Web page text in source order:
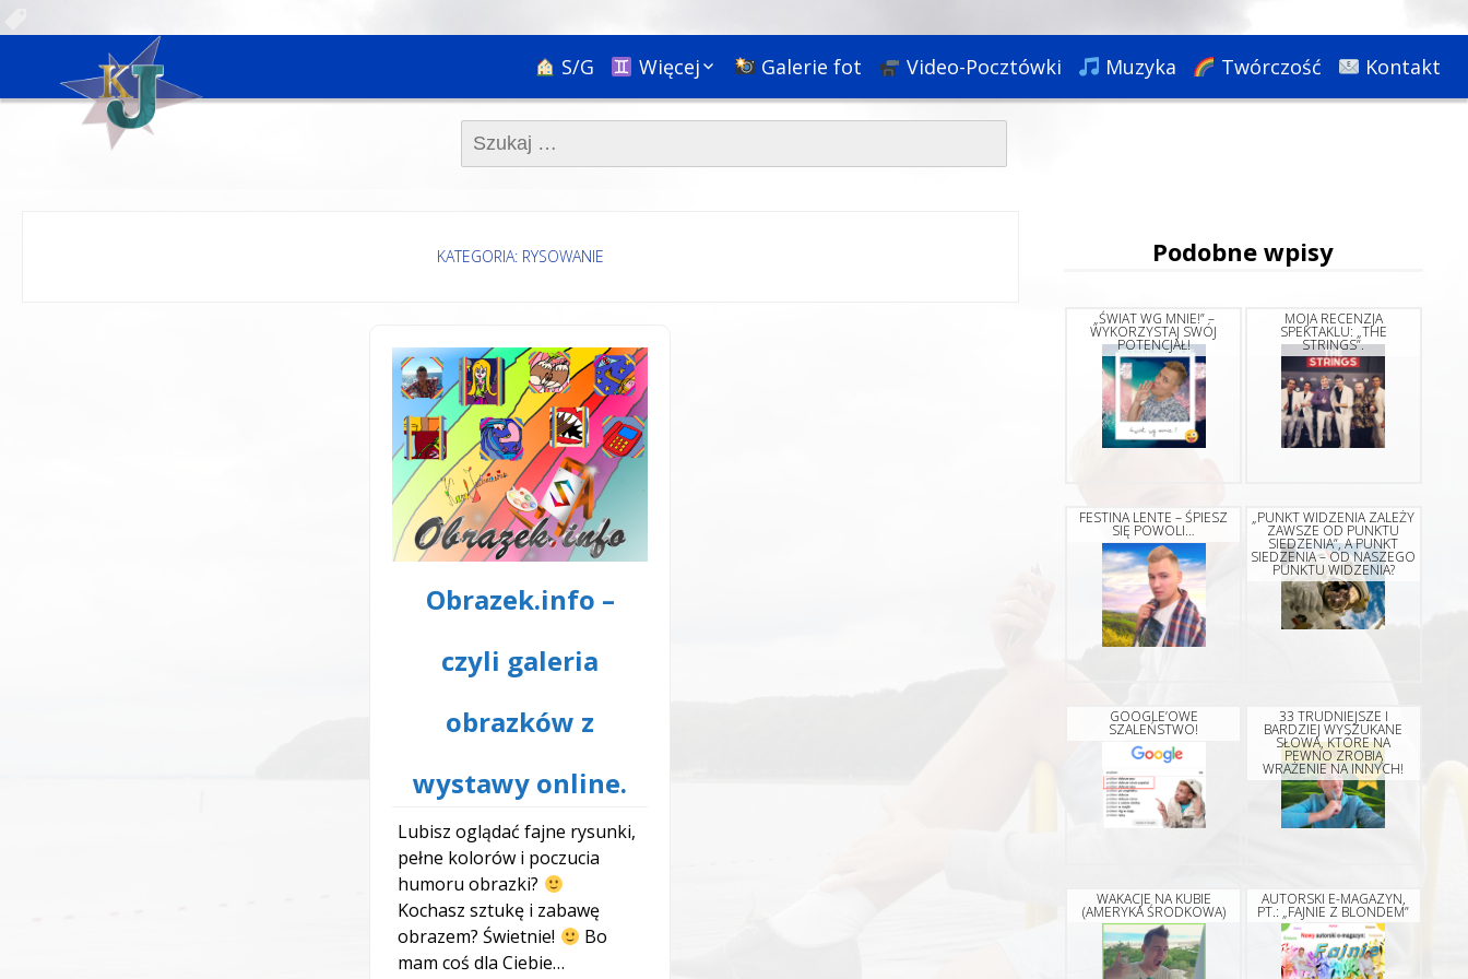
S/G
Więcej
Ciekawostki
Podróże
Galerie fot Video-Pocztówki Muzyka Twórczość Kontakt
Szukaj:
KATEGORIA: RYSOWANIE
Obrazek.info –
czyli galeria
obrazków z
wystawy online.
Lubisz oglądać fajne rysunki,
pełne kolorów i poczucia
humoru obrazki?
Kochasz sztukę i zabawę
obrazem? Świetnie!
Bo
mam coś dla Ciebie…
Podobne wpisy
„ŚWIAT WG MNIE!” –
WYKORZYSTAJ SWÓJ
POTENCJAŁ!
MOJA RECENZJA
SPEKTAKLU: „THE
STRINGS”.
FESTINA LENTE – ŚPIESZ
SIĘ POWOLI…
„PUNKT WIDZENIA ZALEŻY
ZAWSZE OD PUNKTU
SIEDZENIA”, A PUNKT
SIEDZENIA – OD NASZEGO
PUNKTU WIDZENIA?
GOOGLE’OWE
SZALEŃSTWO!
33 TRUDNIEJSZE I
BARDZIEJ WYSZUKANE
SŁOWA, KTÓRE NA
PEWNO ZROBIĄ
WRAŻENIE NA INNYCH!
WAKACJE NA KUBIE
(AMERYKA ŚRODKOWA)
AUTORSKI E-MAGAZYN,
PT.: „FAJNIE Z BLONDEM”